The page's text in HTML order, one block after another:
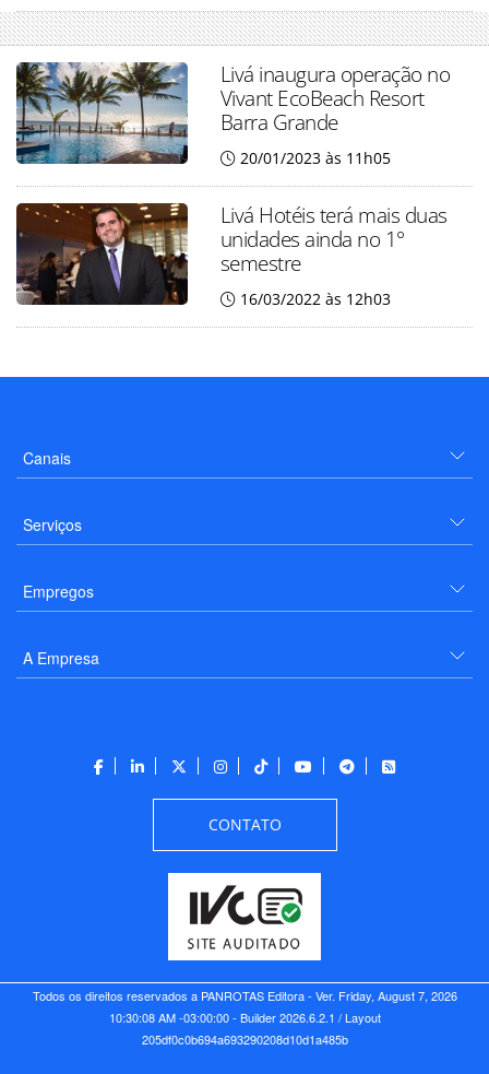
Livá inaugura operação no
Vivant EcoBeach Resort
Barra Grande
20/01/2023 às 11h05
Livá Hotéis terá mais duas
unidades ainda no 1°
semestre
16/03/2022 às 12h03
Canais
Serviços
Empregos
A Empresa
CONTATO
Todos os direitos reservados a PANROTAS Editora - Ver. Friday, August 7, 2026
10:30:08 AM -03:00:00 - Builder 2026.6.2.1 / Layout
205df0c0b694a693290208d10d1a485b